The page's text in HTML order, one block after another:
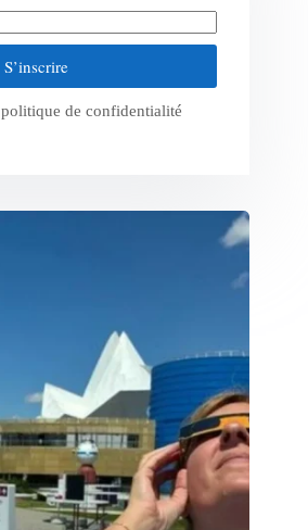
S’inscrire
politique de confidentialité